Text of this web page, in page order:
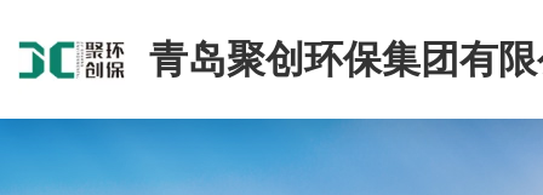
青岛聚创环保集团有